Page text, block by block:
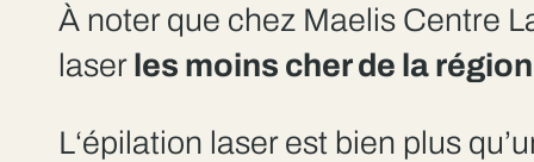
À noter que chez Maelis Centre
laser les moins cher de la
L‘épilation laser est bien plus